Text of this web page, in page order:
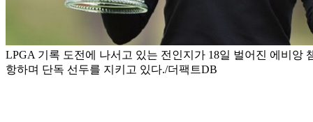
LPGA 기록 도전에 나서고 있는 전인지가 18일 벌어진 에비앙
항하며 단독 선두를 지키고 있다./더팩트DB